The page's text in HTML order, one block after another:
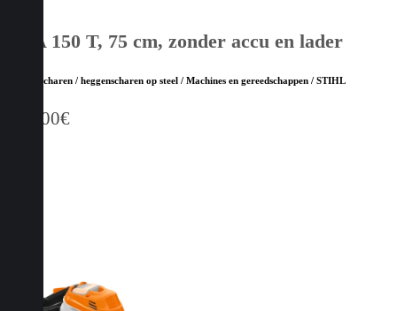
HSA 150 T, 75 cm, zonder accu en lader
Heggenscharen / heggenscharen op steel / Machines en gereedschappen / STIHL
749,00€